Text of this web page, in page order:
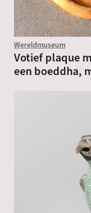
Wereldmuseum
Votief plaque
een boeddha,